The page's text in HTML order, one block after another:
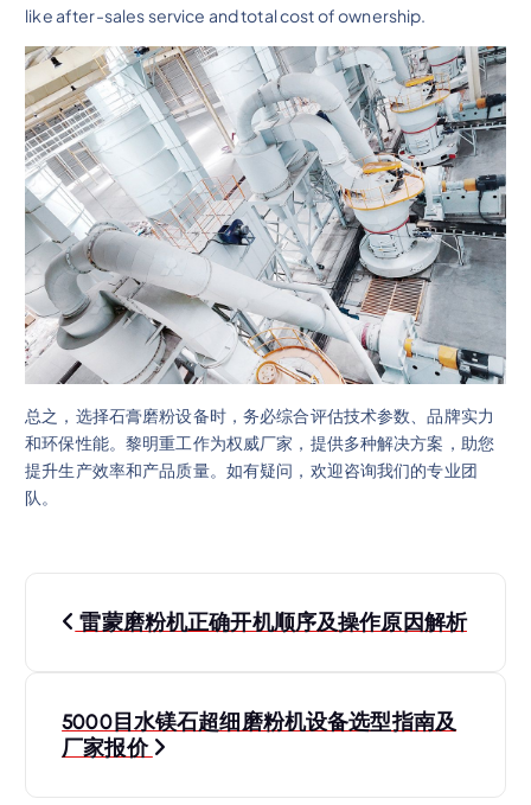
like after-sales service and total cost of ownership.
总之，选择石膏磨粉设备时，务必综合评估技术参数、品牌实力
和环保性能。黎明重工作为权威厂家，提供多种解决方案，助您
提升生产效率和产品质量。如有疑问，欢迎咨询我们的专业团
队。
文
导
航
雷蒙磨粉机正确开机顺序及操作原因解析
5000目水镁石超细磨粉机设备选型指南及
厂家报价